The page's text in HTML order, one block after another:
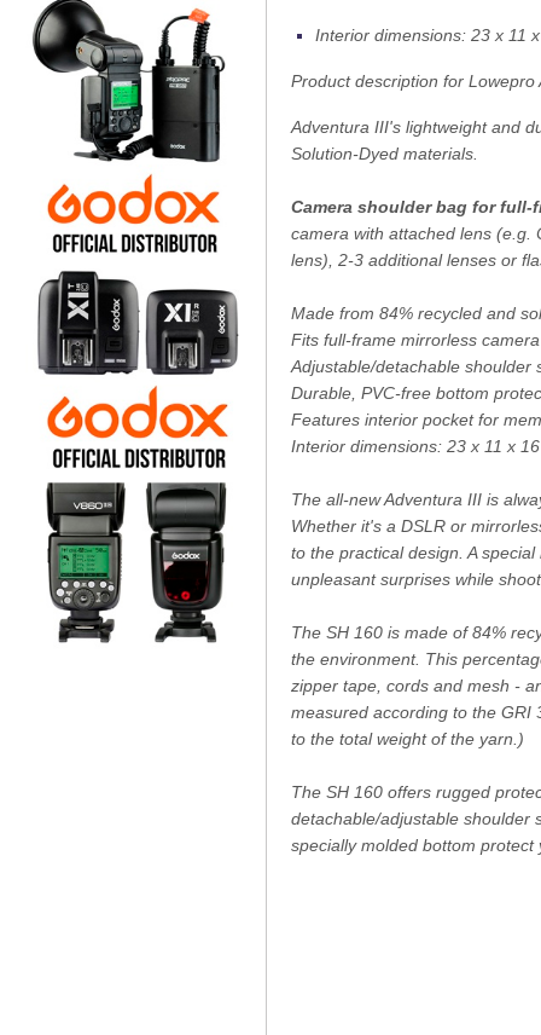
Interior dimensions: 23 x 11
Product description for
Adventura III's lightweight and
Solution-Dyed materials.
Camera shoulder bag for full-
camera with attached lens (e.g.
lens), 2-3 additional lenses or
Made from 84% recycled and
Fits full-frame mirrorless
Adjustable/detachable shoulder
Durable, PVC-free bottom
Features interior pocket for
Interior dimensions: 23 x 11 x
The all-new Adventura III is
Whether it's a DSLR or
to the practical design. A
unpleasant surprises while
The SH 160 is made of 84%
the environment. This
zipper tape, cords and mesh -
measured according to the GRI
to the total weight of the yarn.)
The SH 160 offers rugged
detachable/adjustable shoulder
specially molded bottom